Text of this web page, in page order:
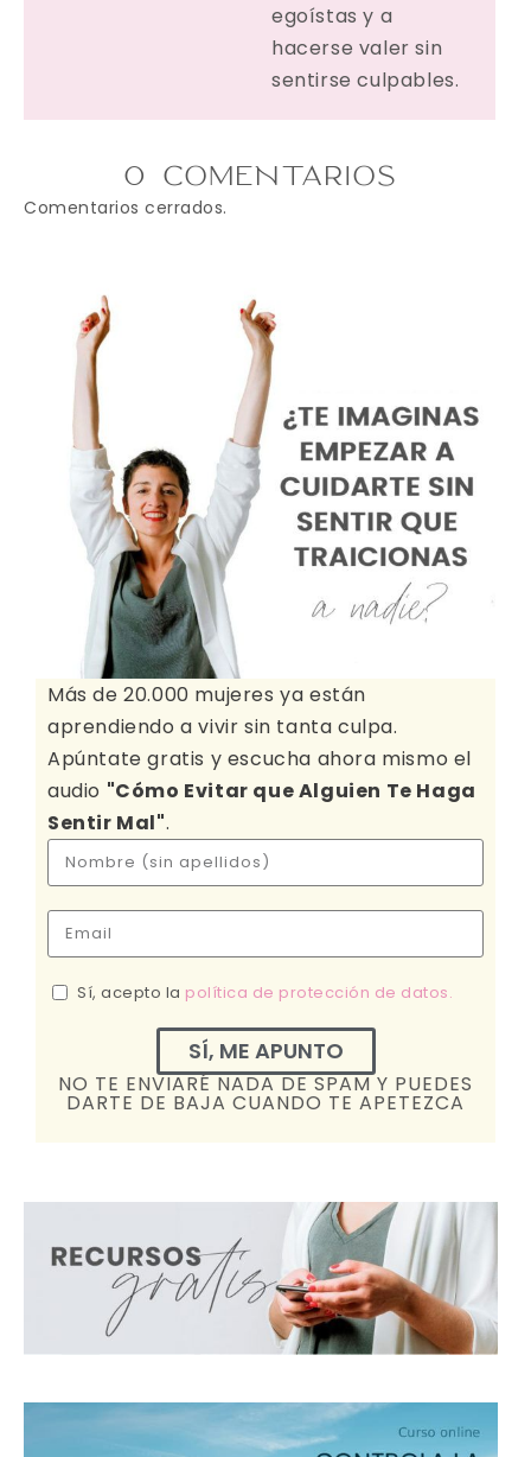
egoístas y a
hacerse valer sin
sentirse culpables.
0 COMENTARIOS
Comentarios cerrados.
Más de 20.000 mujeres ya están
aprendiendo a vivir sin tanta culpa.
Apúntate gratis y escucha ahora mismo el
audio "Cómo Evitar que Alguien Te Haga
Sentir Mal".
Sí, acepto la política de protección de datos.
SÍ, ME APUNTO
NO TE ENVIARÉ NADA DE SPAM Y PUEDES
DARTE DE BAJA CUANDO TE APETEZCA